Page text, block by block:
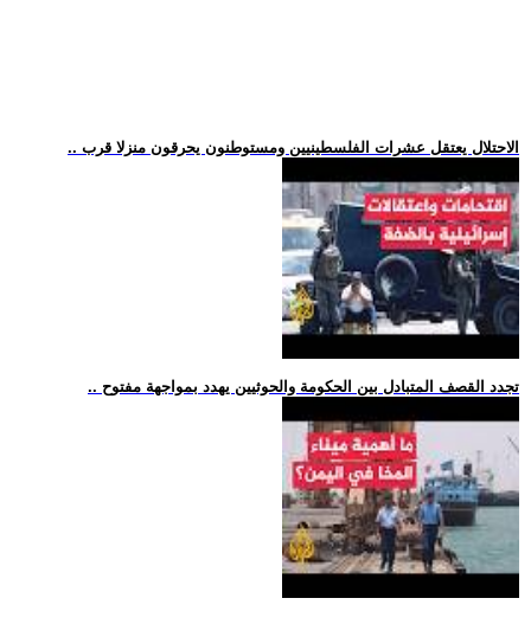
.. الاحتلال يعتقل عشرات الفلسطينيين ومستوطنون يحرقون منزلا قرب
.. تجدد القصف المتبادل بين الحكومة والحوثيين يهدد بمواجهة مفتوح